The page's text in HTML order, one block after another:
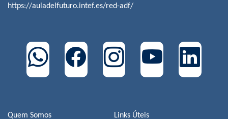
Quem Somos Links Úteis
https://auladelfuturo.intef.es/red-adf/